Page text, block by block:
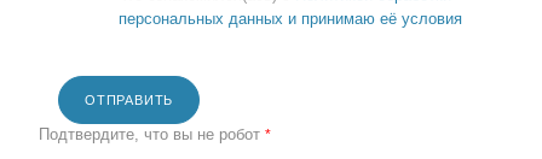
персональных данных и принимаю её условия
ОТПРАВИТЬ
Подтвердите, что вы не робот *